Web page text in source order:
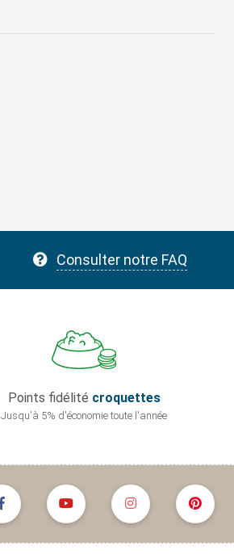
Consulter notre FAQ
Points fidélité croquettes
Jusqu'à 5% d'économie toute l'année